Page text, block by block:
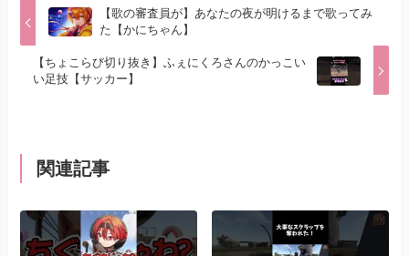
【歌の審査員が】あなたの夜が明けるまで歌ってみ
た【かにちゃん】
【ちょこらび切り抜き】ふぇにくろさんのかっこい
い足技【サッカー】
関連記事